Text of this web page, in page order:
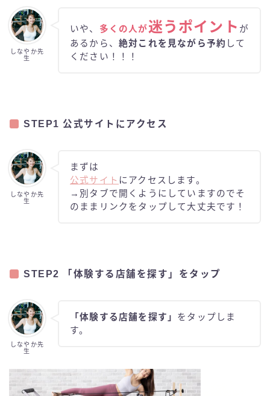
しなやか先
生
いや、 多くの人が迷うポイント が
あるから、 絶対これを見ながら予約 して
ください！！！
STEP1 公式サイトにアクセス
しなやか先
生
まずは
公式サイト にアクセスします。
→別タブで開くようにしていますのでそ
のままリンクをタップして大丈夫です！
STEP2 「体験する店舗を探す」をタップ
しなやか先
生
「体験する店舗を探す」 をタップしま
す。